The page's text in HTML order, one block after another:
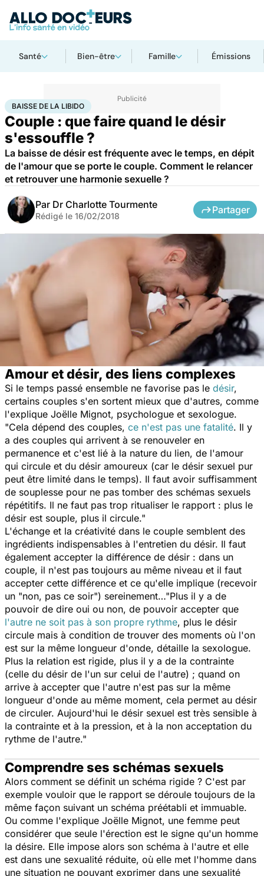
Santé Bien-être Famille Émissions
AccueilSanté Baisse de la libido
BAISSE DE LA LIBIDO
Couple : que faire quand le désir
s'essouffle ?
La baisse de désir est fréquente avec le temps, en dépit
de l'amour que se porte le couple. Comment le relancer
et retrouver une harmonie sexuelle ?
Par Dr Charlotte Tourmente
Rédigé le 16/02/2018
Partager
Amour et désir, des liens complexes
Si le temps passé ensemble ne favorise pas le désir,
certains couples s'en sortent mieux que d'autres, comme
l'explique Joëlle Mignot, psychologue et sexologue.
"Cela dépend des couples, ce n'est pas une fatalité. Il y
a des couples qui arrivent à se renouveler en
permanence et c'est lié à la nature du lien, de l'amour
qui circule et du désir amoureux (car le désir sexuel pur
peut être limité dans le temps). Il faut avoir suffisamment
de souplesse pour ne pas tomber des schémas sexuels
répétitifs. Il ne faut pas trop ritualiser le rapport : plus le
désir est souple, plus il circule."
L'échange et la créativité dans le couple semblent des
ingrédients indispensables à l'entretien du désir. Il faut
également accepter la différence de désir : dans un
couple, il n'est pas toujours au même niveau et il faut
accepter cette différence et ce qu'elle implique (recevoir
un "non, pas ce soir") sereinement…"Plus il y a de
pouvoir de dire oui ou non, de pouvoir accepter que
l'autre ne soit pas à son propre rythme, plus le désir
circule mais à condition de trouver des moments où l'on
est sur la même longueur d'onde, détaille la sexologue.
Plus la relation est rigide, plus il y a de la contrainte
(celle du désir de l'un sur celui de l'autre) ; quand on
arrive à accepter que l'autre n'est pas sur la même
longueur d'onde au même moment, cela permet au désir
de circuler. Aujourd'hui le désir sexuel est très sensible à
la contrainte et à la pression, et à la non acceptation du
rythme de l'autre."
Comprendre ses schémas sexuels
Alors comment se définit un schéma rigide ? C'est par
exemple vouloir que le rapport se déroule toujours de la
même façon suivant un schéma préétabli et immuable.
Ou comme l'explique Joëlle Mignot, une femme peut
considérer que seule l'érection est le signe qu'un homme
la désire. Elle impose alors son schéma à l'autre et elle
est dans une sexualité réduite, où elle met l'homme dans
une situation ne pouvant exprimer dans une sexualité